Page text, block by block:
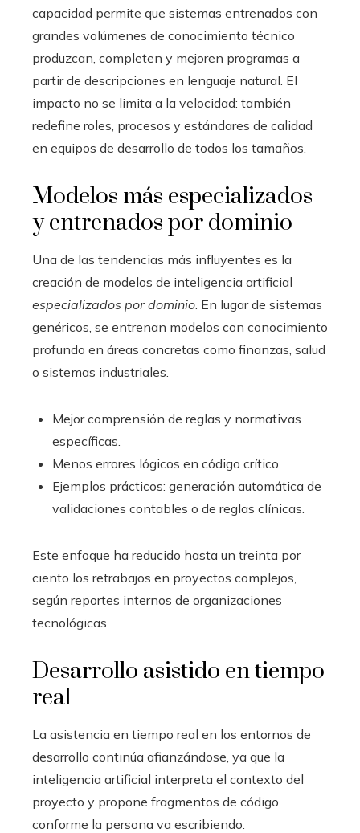
capacidad permite que sistemas entrenados con
grandes volúmenes de conocimiento técnico
produzcan, completen y mejoren programas a
partir de descripciones en lenguaje natural. El
impacto no se limita a la velocidad: también
redefine roles, procesos y estándares de calidad
en equipos de desarrollo de todos los tamaños.
Modelos más especializados
y entrenados por dominio
Una de las tendencias más influyentes es la
creación de modelos de inteligencia artificial
especializados por dominio . En lugar de sistemas
genéricos, se entrenan modelos con conocimiento
profundo en áreas concretas como finanzas, salud
o sistemas industriales.
Mejor comprensión de reglas y normativas
específicas.
Menos errores lógicos en código crítico.
Ejemplos prácticos: generación automática de
validaciones contables o de reglas clínicas.
Este enfoque ha reducido hasta un treinta por
ciento los retrabajos en proyectos complejos,
según reportes internos de organizaciones
tecnológicas.
Desarrollo asistido en tiempo
real
La asistencia en tiempo real en los entornos de
desarrollo continúa afianzándose, ya que la
inteligencia artificial interpreta el contexto del
proyecto y propone fragmentos de código
conforme la persona va escribiendo.